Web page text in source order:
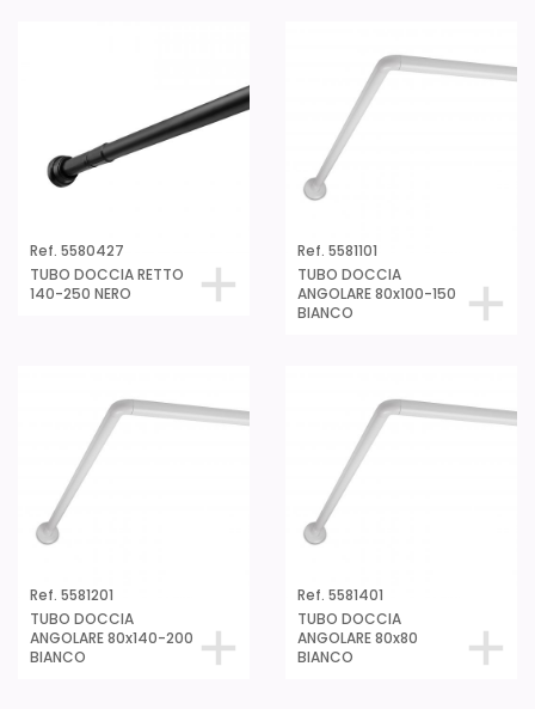
Ref. 5580427
TUBO DOCCIA RETTO
140-250 NERO
Ref. 5581101
TUBO DOCCIA
ANGOLARE 80x100-150
BIANCO
Ref. 5581201
TUBO DOCCIA
ANGOLARE 80x140-200
BIANCO
Ref. 5581401
TUBO DOCCIA
ANGOLARE 80x80
BIANCO